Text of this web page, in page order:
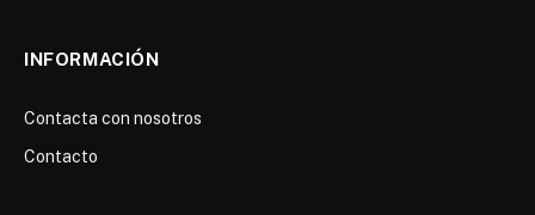
INFORMACIÓN
Contacta con nosotros
Contacto